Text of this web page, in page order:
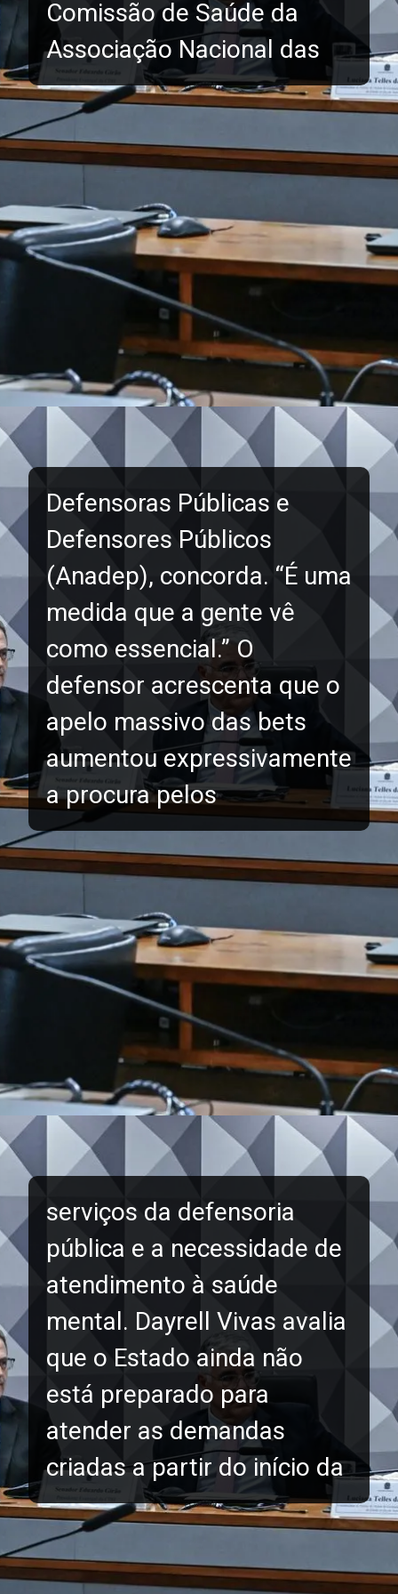
Comissão de Saúde da
Associação Nacional das
Defensoras Públicas e
Defensores Públicos
(Anadep), concorda. “É uma
medida que a gente vê
como essencial.” O
defensor acrescenta que o
apelo massivo das bets
aumentou expressivamente
a procura pelos
serviços da defensoria
pública e a necessidade de
atendimento à saúde
mental. Dayrell Vivas avalia
que o Estado ainda não
está preparado para
atender as demandas
criadas a partir do início da